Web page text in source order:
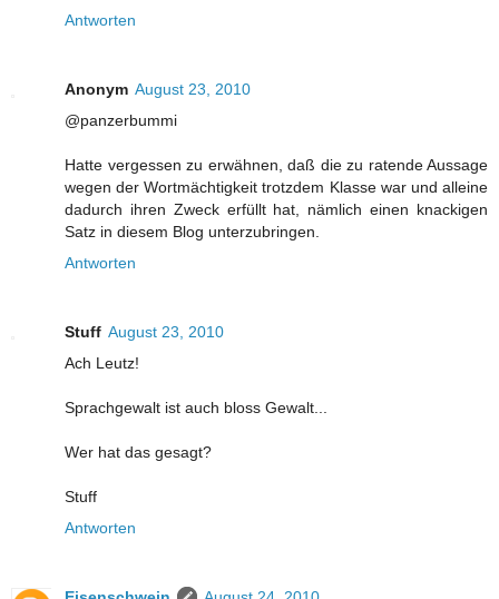
Antworten
Anonym August 23, 2010
@panzerbummi
Hatte vergessen zu erwähnen, daß die zu ratende Aussage
wegen der Wortmächtigkeit trotzdem Klasse war und alleine
dadurch ihren Zweck erfüllt hat, nämlich einen knackigen
Satz in diesem Blog unterzubringen.
Antworten
Stuff August 23, 2010
Ach Leutz!
Sprachgewalt ist auch bloss Gewalt...
Wer hat das gesagt?
Stuff
Antworten